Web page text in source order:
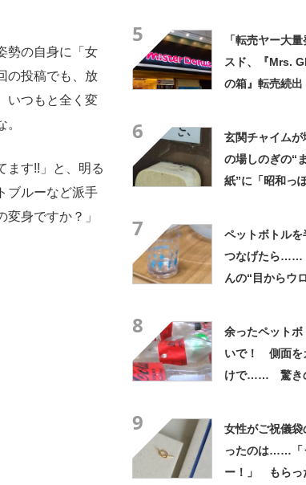
勢の自身に「女
の投稿でも、放
いつもと全く変
ます!!」と、明る
ブルーなど派手
身ですか？」
5
「転売ヤー大
スド、『Mrs.
の箱』転売続
6
玄関チャイム
の場しのぎの“
紙”に「昭和っ
7
ペットボトルを
つなげたら……
んの“目からウ
8
余ったペット
いで！ 側面を
けで…… 驚き
9
女性がご祝儀袋
ったのは……「
ー！」 もらっ